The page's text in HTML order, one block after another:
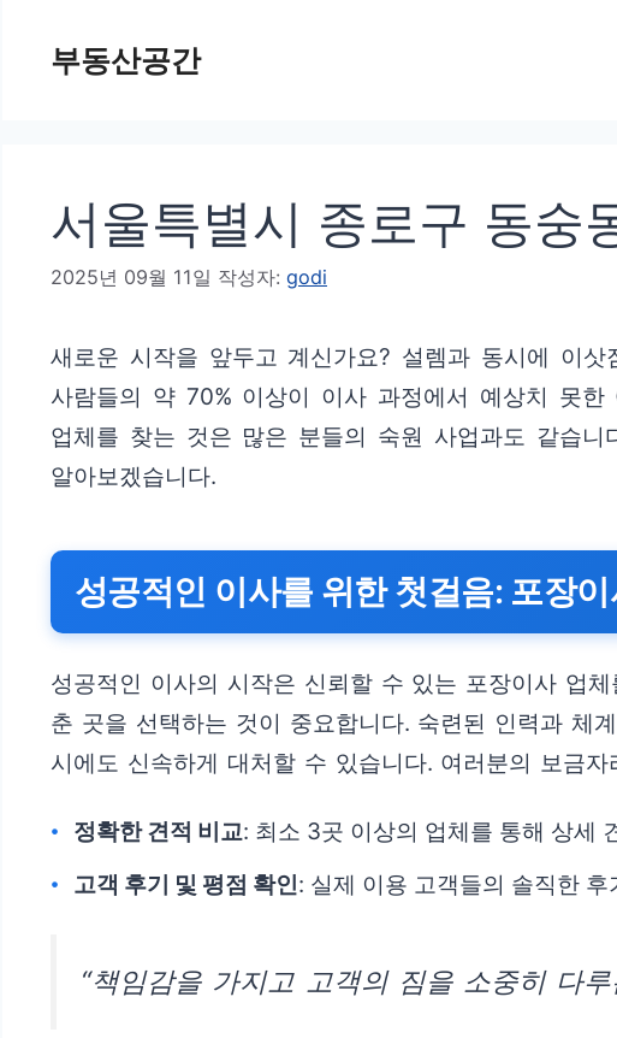
부동산공간
서울특별시 종로구 동숭
2025년 09월 11일 작성자: godi
새로운 시작을 앞두고 계신가요? 설렘과 동시에 이
사람들의 약 70% 이상이 이사 과정에서 예상치 못
업체를 찾는 것은 많은 분들의 숙원 사업과도 같습니
알아보겠습니다.
성공적인 이사를 위한 첫걸음: 포장
성공적인 이사의 시작은 신뢰할 수 있는 포장이사 업
춘 곳을 선택하는 것이 중요합니다. 숙련된 인력과 체
시에도 신속하게 대처할 수 있습니다. 여러분의 보금
정확한 견적 비교: 최소 3곳 이상의 업체를 통해 상세
고객 후기 및 평점 확인: 실제 이용 고객들의 솔직한
“책임감을 가지고 고객의 짐을 소중히 다